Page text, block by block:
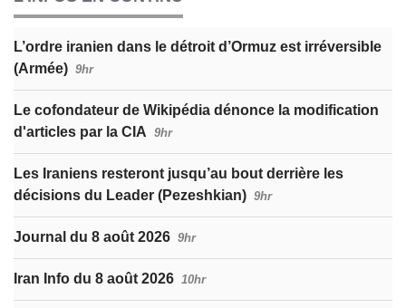
L’ordre iranien dans le détroit d’Ormuz est irréversible
(Armée) 9hr
Le cofondateur de Wikipédia dénonce la modification
d'articles par la CIA 9hr
Les Iraniens resteront jusqu’au bout derrière les
décisions du Leader (Pezeshkian) 9hr
Journal du 8 août 2026 9hr
Iran Info du 8 août 2026 10hr